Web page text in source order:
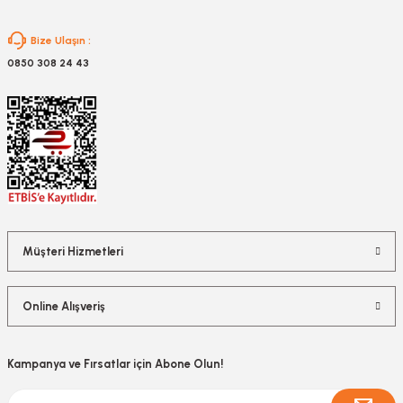
Bize Ulaşın :
0850 308 24 43
Müşteri Hizmetleri
Online Alışveriş
Kampanya ve Fırsatlar için Abone Olun!